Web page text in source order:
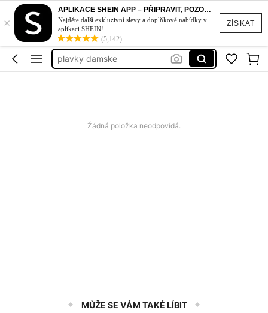
ZÍSKAT
×
APLIKACE SHEIN APP – PŘIPRAVIT, POZOR, STYL!
Najděte další exkluzivní slevy a doplňkové nabídky v
aplikaci SHEIN!
(5,142)
bikiny set
plavky
šaty
plavky damske
Žádná položka neodpovídá.
MŮŽE SE VÁM TAKÉ LÍBIT